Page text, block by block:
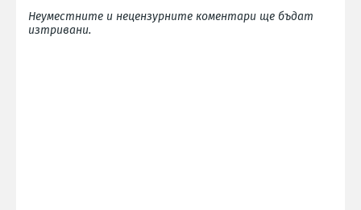
Неуместните и нецензурните коментари ще бъдат
изтривани.